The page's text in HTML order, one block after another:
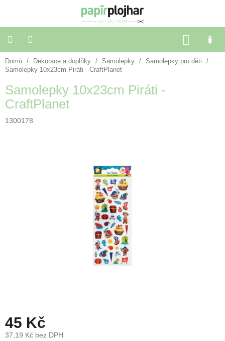
KOŠÍK
Balení
dárků
Dekorace
a
doplňky
Novinky
Domů / Dekorace a doplňky / Samolepky / Samolepky pro děti
/
Samolepky 10x23cm Piráti - CraftPlanet
Samolepky 10x23cm Piráti -
CraftPlanet
1300178
45 Kč
37,19 Kč bez DPH